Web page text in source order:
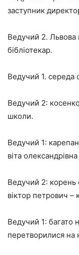
заступник
Ведучий 2. Львова
бібліотекар.
Ведучий 1. середа
Ведучий 2:
школи.
Ведучий 1:
віта
Ведучий 2:
віктор петрович –
Ведучий 1: багато
перетворилися на